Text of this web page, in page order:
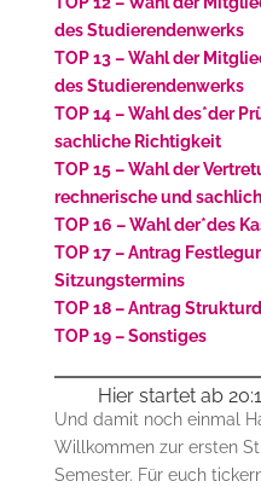
des Studierendenwerks
TOP 13 – Wahl der
des Studierendenwerks
TOP 14 – Wahl des*der
sachliche Richtigkeit
TOP 15 – Wahl der
rechnerische und
TOP 16 – Wahl der*des
TOP 17 – Antrag
Sitzungstermins
TOP 18 – Antrag
TOP 19 – Sonstiges
Hier startet ab
Und damit noch einmal
Willkommen zur ersten
Semester. Für euch